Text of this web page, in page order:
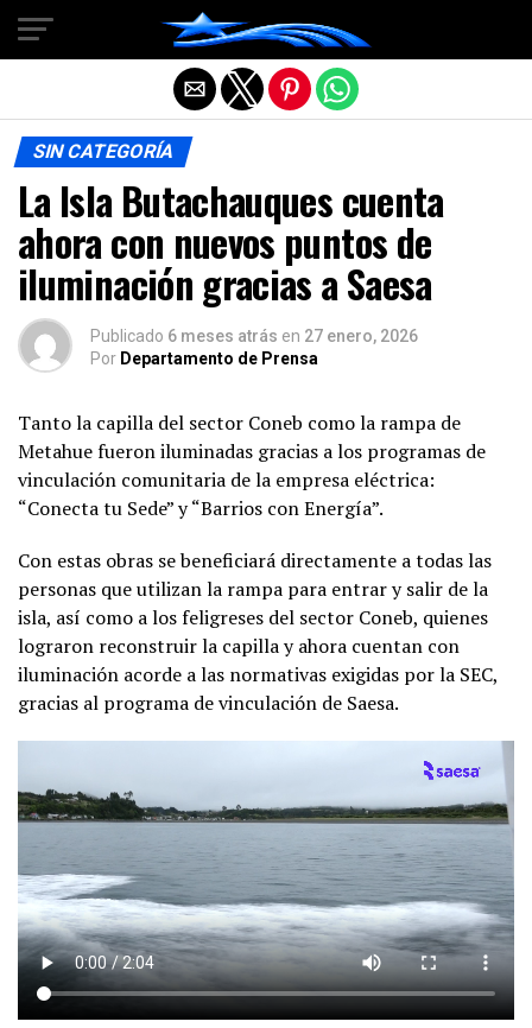
SIN CATEGORÍA
La Isla Butachauques cuenta
ahora con nuevos puntos de
iluminación gracias a Saesa
Publicado 6 meses atrás en 27 enero, 2026
Por Departamento de Prensa
Tanto la capilla del sector Coneb como la rampa de
Metahue fueron iluminadas gracias a los programas de
vinculación comunitaria de la empresa eléctrica:
“Conecta tu Sede” y “Barrios con Energía”.
Con estas obras se beneficiará directamente a todas las
personas que utilizan la rampa para entrar y salir de la
isla, así como a los feligreses del sector Coneb, quienes
lograron reconstruir la capilla y ahora cuentan con
iluminación acorde a las normativas exigidas por la SEC,
gracias al programa de vinculación de Saesa.
Salir de la versión móvil